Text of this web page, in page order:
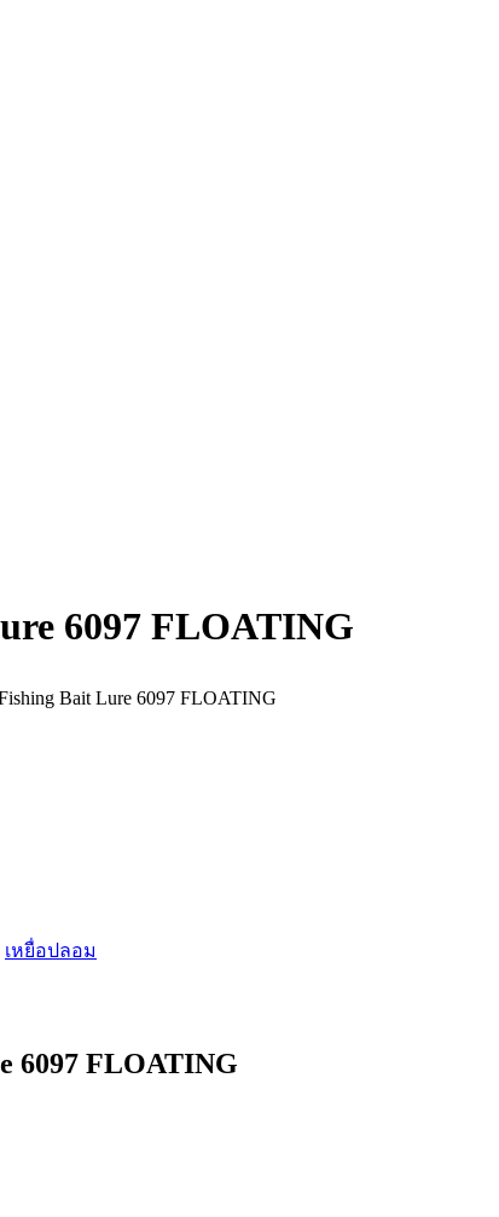
6097 FLOATING
Bait Lure 6097 FLOATING
เหยื่อปลอม
6097 FLOATING